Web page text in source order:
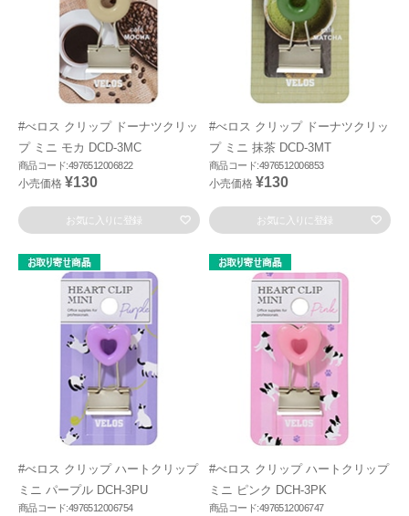
#べロス クリップ ドーナツクリッ
プ ミニ モカ DCD-3MC
商品コード:4976512006822
小売価格 ¥130
お気に入りに登録
#べロス クリップ ドーナツクリッ
プ ミニ 抹茶 DCD-3MT
商品コード:4976512006853
小売価格 ¥130
お気に入りに登録
#べロス クリップ ハートクリップ
ミニ パープル DCH-3PU
商品コード:4976512006754
#べロス クリップ ハートクリップ
ミニ ピンク DCH-3PK
商品コード:4976512006747